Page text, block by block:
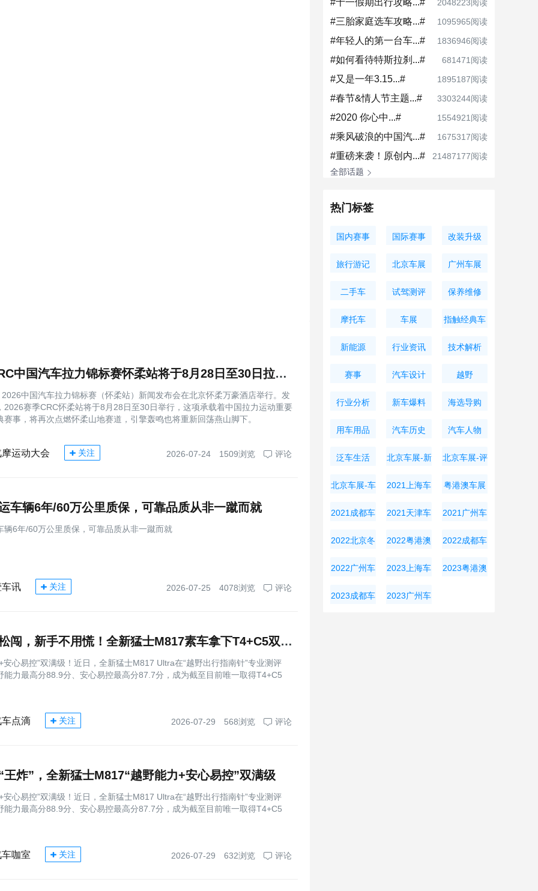
2026CRC中国汽车拉力锦标赛怀柔站将于8月28日至30日拉开战幕！
中国汽车拉力锦标赛（怀柔站）新闻发布会在北京怀柔万豪酒店举行。发
2026赛季CRC怀柔站将于8月28日至30日举行，这项承载着中国拉力运动重要
赛事，将再次点燃怀柔山地赛道，引擎轰鸣也将重新回荡燕山脚下。
摩运动大会 关注 2026-07-24 1509浏览 评论
车辆6年/60万公里质保，可靠品质从非一蹴而就
辆6年/60万公里质保，可靠品质从非一蹴而就
车讯 关注 2026-07-25 4078浏览 评论
野路轻松闯，新手不用慌！全新猛士M817素车拿下T4+C5双满级评价
安心易控”双满级！近日，全新猛士M817 Ultra在“越野出行指南针”专业测评
能力最高分88.9分、安心易控最高分87.7分，成为截至目前唯一取得T4+C5
车点滴 关注 2026-07-29 568浏览 评论
王炸”，全新猛士M817“越野能力+安心易控”双满级
安心易控”双满级！近日，全新猛士M817 Ultra在“越野出行指南针”专业测评
能力最高分88.9分、安心易控最高分87.7分，成为截至目前唯一取得T4+C5
咖室 关注 2026-07-29 632浏览 评论
#十一假期出行攻略...# 2048223阅读
#三胎家庭选车攻略...# 1095965阅读
#年轻人的第一台车...# 1836946阅读
#如何看待特斯拉刹...# 681471阅读
#又是一年3.15...# 1895187阅读
#春节&情人节主题...# 3303244阅读
#2020 你心中...# 1554921阅读
#乘风破浪的中国汽...# 1675317阅读
#重磅来袭！原创内...#
21487177阅读
全部话题
热门标签
国内赛事 国际赛事 改装升级
旅行游记 北京车展 广州车展
二手车 试驾测评 保养维修
摩托车 车展 指触经典车
新能源 行业资讯 技术解析
赛事 汽车设计 越野
行业分析 新车爆料 海选导购
用车用品 汽车历史 汽车人物
泛车生活 北京车展-新
车资讯
北京车展-评
测导购
北京车展-车
展周边
2021上海车 粤港澳车展
2021成都车
展
2021天津车
展
2021广州车
展
2022北京冬
奥会
2022粤港澳
大湾区车展
2022成都车
展
2022广州车
展
2023上海车
展
2023粤港澳
2023成都车 2023广州车